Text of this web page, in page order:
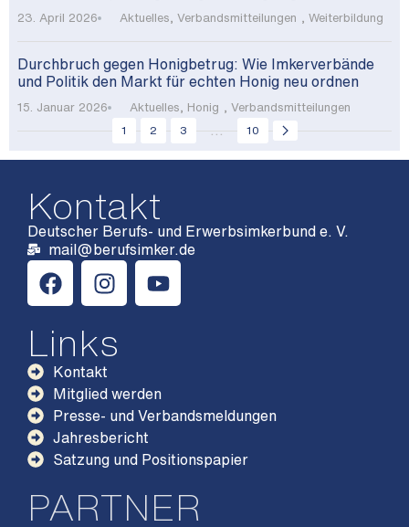
23. April 2026 Aktuelles Verbandsmitteilungen Weiterbildung
Durchbruch gegen Honigbetrug: Wie Imkerverbände
und Politik den Markt für echten Honig neu ordnen
15. Januar 2026 Aktuelles Honig
Verbandsmitteilungen
1
2 3 ... 10
Kontakt
Deutscher Berufs- und Erwerbsimkerbund e. V.
mail@berufsimker.de
Links
Kontakt
Mitglied werden
Presse- und Verbandsmeldungen
Jahresbericht
Satzung und Positionspapier
PARTNER